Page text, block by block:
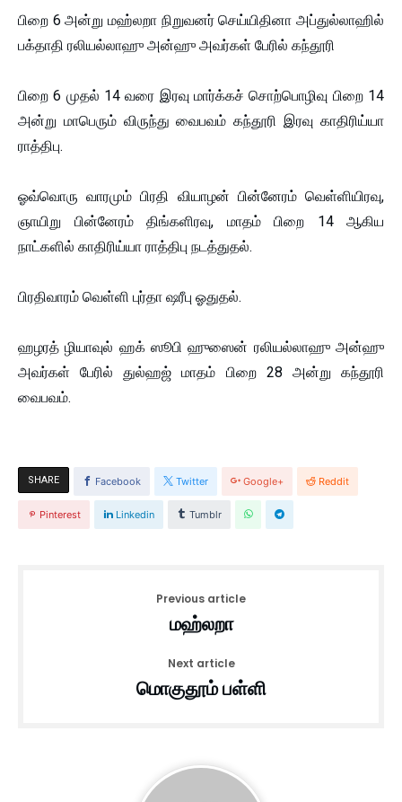
பிறை 6 அன்று மஹ்லறா நிறுவனர் செய்யிதினா அப்துல்லாஹில்
பக்தாதி ரலியல்லாஹு அன்ஹு அவர்கள் பேரில் கந்தூரி
பிறை 6 முதல் 14 வரை இரவு மார்க்கச் சொற்பொழிவு பிறை 14
அன்று மாபெரும் விருந்து வைபவம் கந்தூரி இரவு காதிரிய்யா
ராத்திபு.
ஓவ்வொரு வாரமும் பிரதி வியாழன் பின்னேரம் வெள்ளியிரவு,
ஞாயிறு பின்னேரம் திங்களிரவு, மாதம் பிறை 14 ஆகிய
நாட்களில் காதிரிய்யா ராத்திபு நடத்துதல்.
பிரதிவாரம் வெள்ளி புர்தா ஷரீபு ஓதுதல்.
ஹழரத் ழியாவுல் ஹக் ஸூபி ஹுஸைன் ரலியல்லாஹு அன்ஹு
அவர்கள் பேரில் துல்ஹஜ் மாதம் பிறை 28 அன்று கந்தூரி
வைபவம்.
SHARE Facebook Twitter Google+ Reddit
Pinterest Linkedin Tumblr
Previous article
மஹ்லறா
Next article
மொகுதூம் பள்ளி